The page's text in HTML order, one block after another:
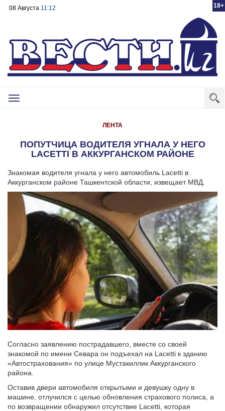
18+
08 Августа 11:12
Toggle
ЛЕНТА
ПОПУТЧИЦА ВОДИТЕЛЯ УГНАЛА У НЕГО
LACETTI В АККУРГАНСКОМ РАЙОНЕ
Знакомая водителя угнала у него автомобиль Lacetti в
Аккурганском районе Ташкентской области, извещает МВД.
Согласно заявлению пострадавшего, вместе со своей
знакомой по имени Севара он подъехал на Lacetti к зданию
«Автострахования» по улице Мустакиллик Аккурганского
района.
Оставив двери автомобиля открытыми и девушку одну в
машине, отлучился с целью обновления страхового полиса, а
по возвращении обнаружил отсутствие Lacetti, которая